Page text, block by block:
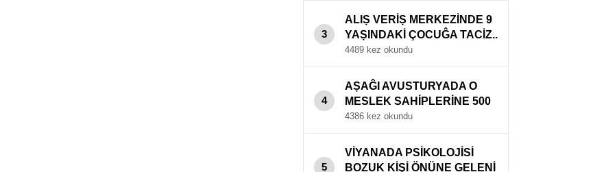
3
ALIṢ VERİṢ MERKEZİNDE 9
YAṢINDAKİ ÇOCUĜA TACİZ..
4489 kez okundu
4
AṢAĜI AVUSTURYADA O
MESLEK SAHİPLERİNE 500
EURO PRİM..
4386 kez okundu
5
VİYANADA PSİKOLOJİSİ
BOZUK KİŞİ ÖNÜNE GELENİ